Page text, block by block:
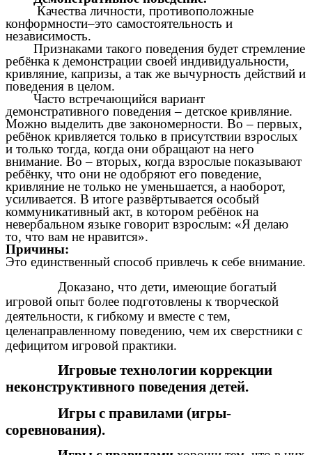
Качества личности, противоположные
конформности–это самостоятельность и
независимость.
Признаками такого поведения будет стремление
ребёнка к демонстрации своей индивидуальности,
кривляние, капризы, а так же вычурность действий и
поведения в целом.
Часто встречающийся вариант
демонстративного поведения – детское кривляние.
Можно выделить две закономерности. Во – первых,
ребёнок кривляется только в присутствии взрослых
и только тогда, когда они обращают на него
внимание. Во – вторых, когда взрослые показывают
ребёнку, что они не одобряют его поведение,
кривляние не только не уменьшается, а наоборот,
усиливается. В итоге развёртывается особый
коммуникативный акт, в котором ребёнок на
невербальном языке говорит взрослым: «Я делаю
то, что вам не нравится».
Причины:
Это единственный способ привлечь к себе внимание.
Доказано, что дети, имеющие богатый
игровой опыт более подготовлены к творческой
деятельности, к гибкому и вместе с тем,
целенаправленному поведению, чем их сверстники с
дефицитом игровой практики.
Игровые технологии коррекции
неконструктивного поведения детей.
Игры с правилами (игры-
соревнования).